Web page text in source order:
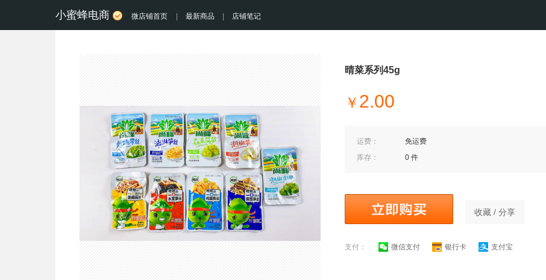
小蜜蜂电商 微店铺首页 最新商品 店铺笔记
晴菜系列45g
￥ 2.00
运费：
免运费
库存：
0 件
收藏 / 分享
支付： 微信支付 银行卡 支付宝